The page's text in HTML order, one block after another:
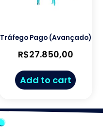
Tráfego Pago (Avançado)
R$27.850,00
Add to cart